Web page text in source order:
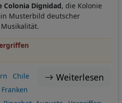
Colonia Dignidad, die Kolonie
Musterbild deutscher
Weiterlesen
Chile
Franken